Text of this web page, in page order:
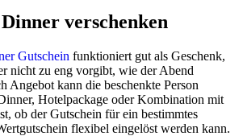
verschenken
Gutschein funktioniert gut als Geschenk,
nicht zu eng vorgibt, wie der Abend
Angebot kann die beschenkte Person
Hotelpackage oder Kombination mit
ob der Gutschein für ein bestimmtes
flexibel eingelöst werden kann.